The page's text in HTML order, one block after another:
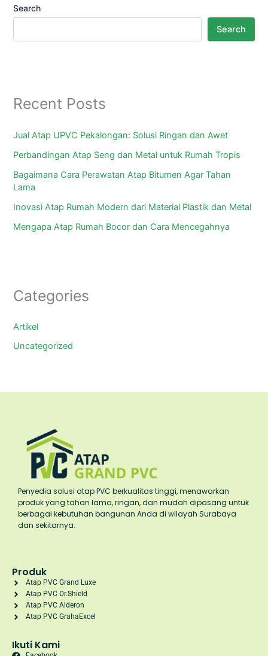
Search
Search
Recent Posts
Jual Atap UPVC Pekalongan: Solusi Ringan dan Awet
Perbandingan Atap Seng dan Metal untuk Rumah Tropis
Bagaimana Cara Perawatan Atap Bitumen Agar Tahan
Lama
Inovasi Atap Rumah Modern dari Material Plastik dan Metal
Mengapa Atap Rumah Bocor dan Cara Mencegahnya
Categories
Artikel
Uncategorized
Penyedia solusi atap PVC berkualitas tinggi, menawarkan
produk yang tahan lama, ringan, dan mudah dipasang untuk
berbagai kebutuhan bangunan Anda di wilayah Surabaya
dan sekitarnya.
Produk
Atap PVC Grand Luxe
Atap PVC Dr.Shield
Atap PVC Alderon
Atap PVC GrahaExcel
Ikuti Kami